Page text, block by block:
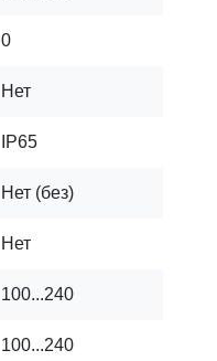
0
Нет
IP65
Нет (без)
Нет
100...240
100...240